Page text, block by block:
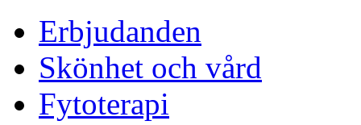
Erbjudanden
Skönhet och vård
Fytoterapi